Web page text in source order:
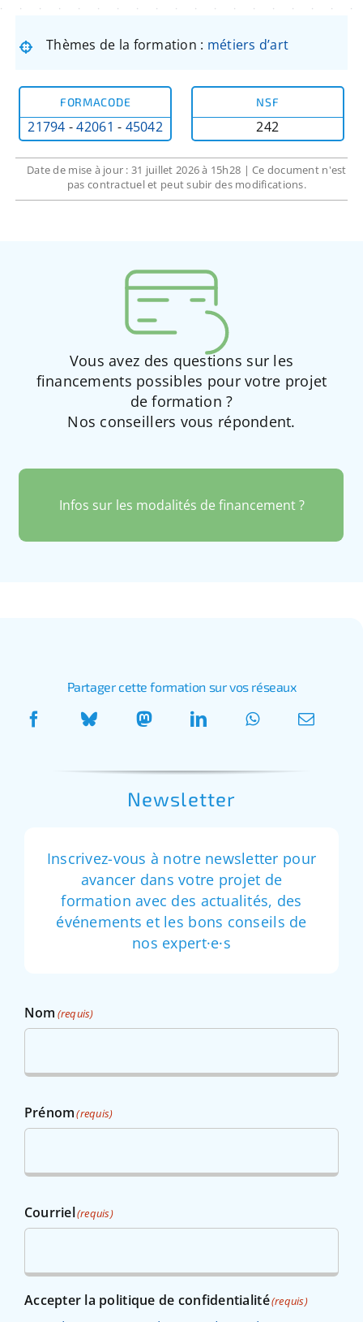
Thèmes de la formation : métiers d’art
FORMACODE
21794 -42061 - 45042
NSF
242
Date de mise à jour : 31 juillet 2026 à 15h28 | Ce document n'est
pas contractuel et peut subir des modifications.
Vous avez des questions sur les
financements possibles pour votre projet
de formation ?
Nos conseillers vous répondent.
Infos sur les modalités de financement ?
Partager cette formation sur vos réseaux
Newsletter
Inscrivez-vous à notre newsletter pour
avancer dans votre projet de
formation avec des actualités, des
événements et les bons conseils de
nos expert·e·s
Nom (requis)
Prénom(requis)
Courriel(requis)
Accepter la politique de confidentialité(requis)